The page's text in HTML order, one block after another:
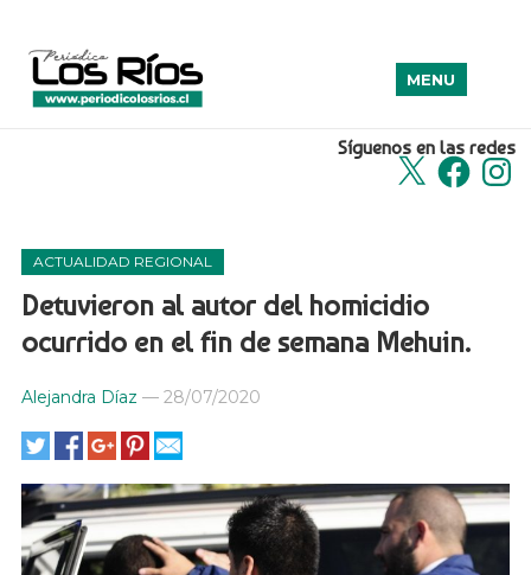
Síguenos en las redes
X Facebook
MENU
ACTUALIDAD REGIONAL
Detuvieron al autor del homicidio
ocurrido en el fin de semana Mehuin.
Alejandra Díaz — 28/07/2020